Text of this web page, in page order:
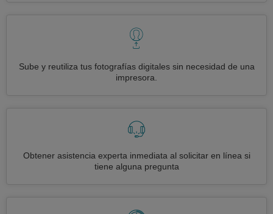
Sube y reutiliza tus fotografías digitales sin necesidad de una
impresora.
Obtener asistencia experta inmediata al solicitar en línea si
tiene alguna pregunta